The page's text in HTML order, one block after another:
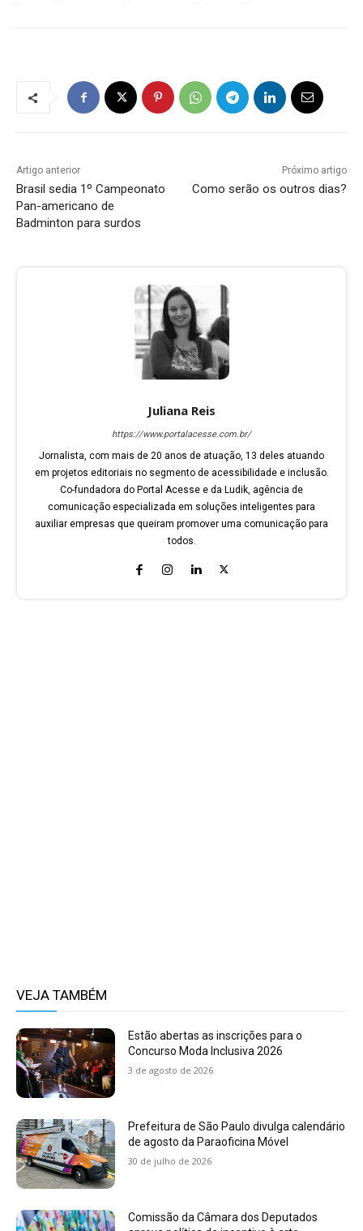
Artigo anterior
Brasil sedia 1º Campeonato
Pan-americano de
Badminton para surdos
Próximo artigo
Como serão os outros dias?
Juliana Reis
https://www.portalacesse.com.br/
Jornalista, com mais de 20 anos de atuação, 13 deles atuando
em projetos editoriais no segmento de acessibilidade e inclusão.
Co-fundadora do Portal Acesse e da Ludik, agência de
comunicação especializada em soluções inteligentes para
auxiliar empresas que queiram promover uma comunicação para
todos.
VEJA TAMBÉM
Estão abertas as inscrições para o
Concurso Moda Inclusiva 2026
3 de agosto de 2026
Prefeitura de São Paulo divulga calendário
de agosto da Paraoficina Móvel
30 de julho de 2026
Comissão da Câmara dos Deputados